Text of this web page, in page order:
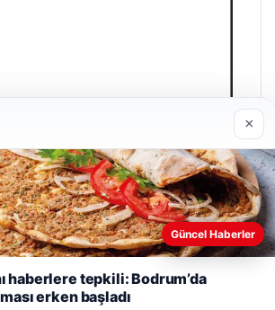
Bürosu
daha iyi anlayabilmek,
×
Güncel Haberler
haberlere tepkili: Bodrum’da
erken başladı